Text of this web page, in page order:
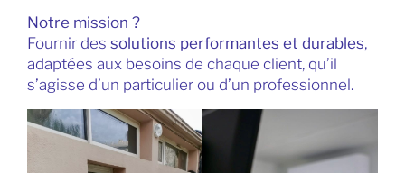
Notre mission ?
Fournir des solutions performantes et durables,
adaptées aux besoins de chaque client, qu’il
s’agisse d’un particulier ou d’un professionnel.